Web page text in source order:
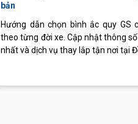
bản
Hướng dẫn chọn bình ắc quy GS
theo từng đời xe. Cập nhật thông
nhất và dịch vụ thay lắp tận nơi tại